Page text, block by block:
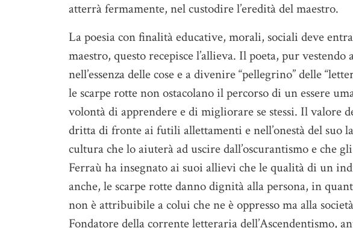
atterrà fermamente, nel custodire l’eredità del maestro.
La poesia con finalità educative, morali, sociali deve
maestro, questo recepisce l’allieva. Il poeta, pur
nell’essenza delle cose e a divenire “pellegrino” delle
le scarpe rotte non ostacolano il percorso di un essere
volontà di apprendere e di migliorare se stessi. Il valore
dritta di fronte ai futili allettamenti e nell’onestà del suo
cultura che lo aiuterà ad uscire dall’oscurantismo e che
Ferraù ha insegnato ai suoi allievi che le qualità di un
anche, le scarpe rotte danno dignità alla persona, in
non è attribuibile a colui che ne è oppresso ma alla
Fondatore della corrente letteraria dell’Ascendentismo,